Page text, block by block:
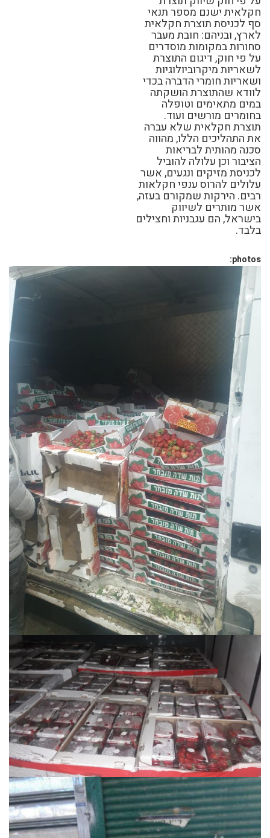
חקלאית ישנם מספר תנאי
סף לכניסת תוצרת חקלאית
לארץ, ובניהם: חובת מעבר
סחורות במקומות מוסדרים
על פי חוק, דיגום התוצרת
לשאריות מיקרוביולוגיות
ושאריות חומרי הדברה בכדי
לוודא שהתוצרת הושקתה
במים מתאימים וטופלה
בחומרים מורשים ועוד.
תוצרת חקלאית שלא עברה
את התהליכים הללו, מהווה
סכנה מהותית לבריאות
הציבור וכן עלולה להוביל
לכניסת מזיקים ונגעים, אשר
עלולים להרוס ענפי חקלאות
רבים. הירקות שמקורם בעזה,
אשר מותרים לשיווק
בישראל, הם עגבניות וחצילים
בלבד.
photos: